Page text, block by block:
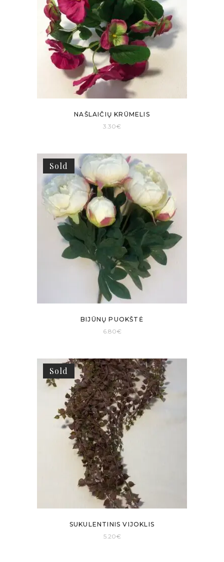
NAŠLAIČIŲ KRŪMELIS
3.30€
Sold
BIJŪNŲ PUOKŠTĖ
6.80€
Sold
SUKULENTINIS VIJOKLIS
5.20€